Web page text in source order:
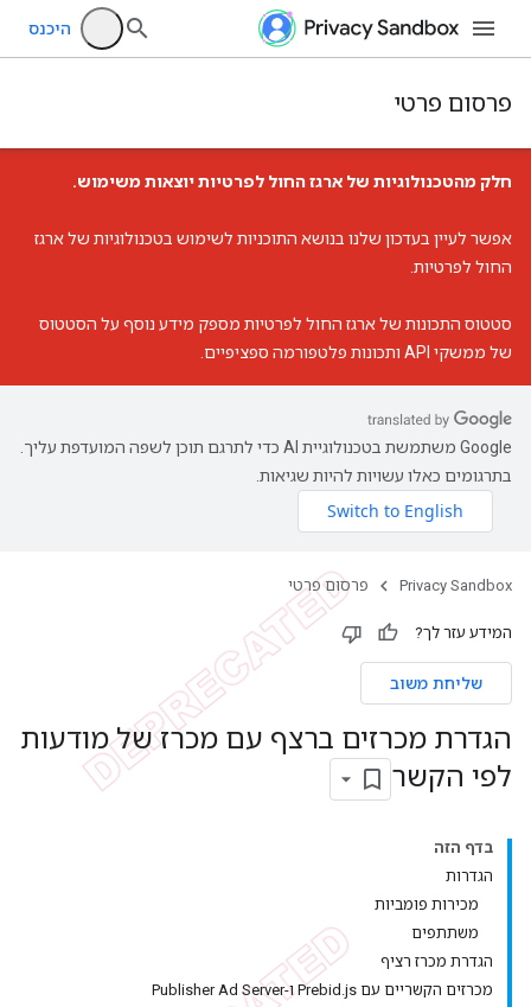
היכנס
פרסום פרטי
חלק מהטכנולוגיות של ארגז החול לפרטיות יוצאות משימוש.
אפשר לעיין בעדכון שלנו בנושא התוכניות לשימוש בטכנולוגיות של ארגז
החול לפרטיות
סטטוס התכונות של ארגז החול לפרטיות מספק מידע נוסף על הסטטוס
של ממשקי API ותכונות פלטפורמה ספציפיים.
‫Google משתמשת בטכנולוגיית AI כדי לתרגם תוכן לשפה המועדפת עליך.
בתרגומים כאלו עשויות להיות שגיאות.
Privacy Sandbox פרסום פרטי
המידע עזר לך?
שליחת משוב
הגדרת מכרזים ברצף עם מכרז של מודעות
לפי הקשר
בדף הזה
הגדרות
מכירות פומביות
משתתפים
הגדרת מכרז רציף
מכרזים הקשריים עם Prebid.js ו-Publisher Ad Server